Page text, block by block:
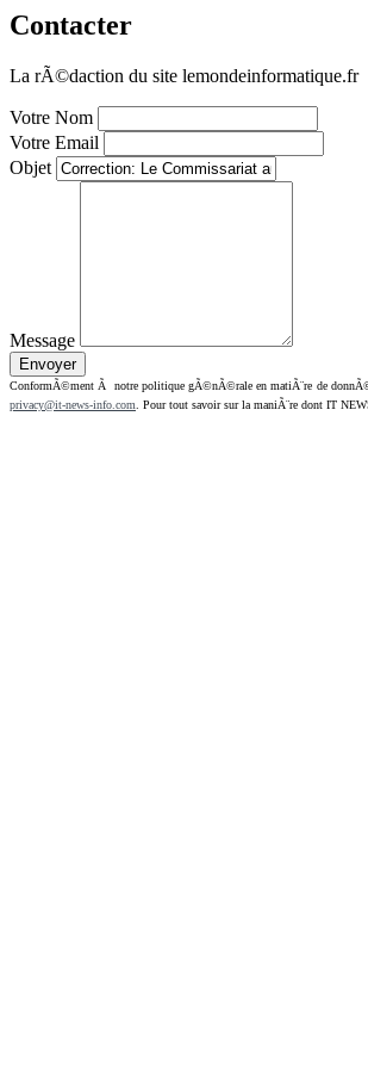
Contacter
La rÃ©daction du site lemondeinformatique.fr
Votre Nom
Votre Email
Objet
Message
ConformÃ©ment Ã notre politique gÃ©nÃ©rale en matiÃ¨re de
privacy@it-news-info.com . Pour tout savoir sur la maniÃ¨re dont IT